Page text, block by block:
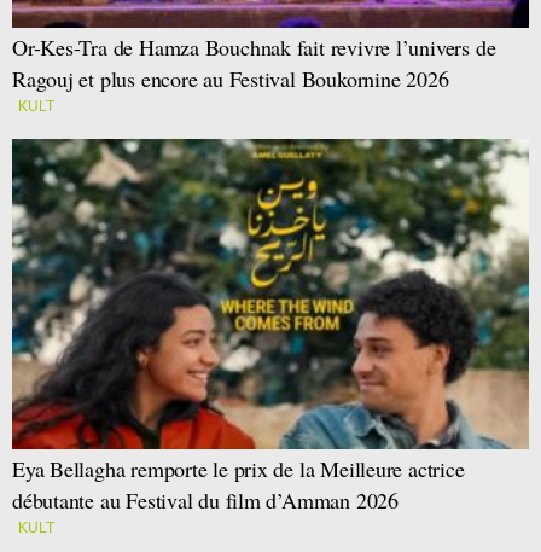
Or-Kes-Tra de Hamza Bouchnak fait revivre l’univers de
Ragouj et plus encore au Festival Boukornine 2026
KULT
Eya Bellagha remporte le prix de la Meilleure actrice
débutante au Festival du film d’Amman 2026
KULT